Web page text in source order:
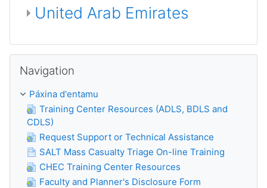
United Arab Emirates
Navigation
Páxina d'entamu
Training Center Resources (ADLS, BDLS and
CDLS)
Request Support or Technical Assistance
SALT Mass Casualty Triage On-line Training
CHEC Training Center Resources
Faculty and Planner's Disclosure Form